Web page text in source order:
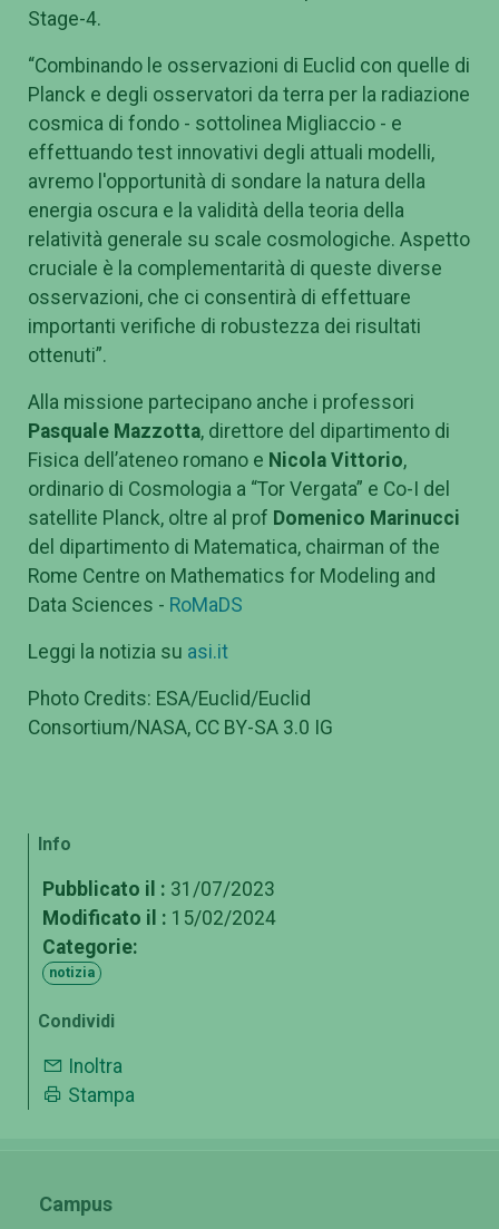
Stage-4.
“Combinando le osservazioni di Euclid con quelle di
Planck e degli osservatori da terra per la radiazione
cosmica di fondo - sottolinea Migliaccio - e
effettuando test innovativi degli attuali modelli,
avremo l'opportunità di sondare la natura della
energia oscura e la validità della teoria della
relatività generale su scale cosmologiche. Aspetto
cruciale è la complementarità di queste diverse
osservazioni, che ci consentirà di effettuare
importanti verifiche di robustezza dei risultati
ottenuti”.
Alla missione partecipano anche i professori
Pasquale Mazzotta, direttore del dipartimento di
Fisica dell’ateneo romano e Nicola Vittorio,
ordinario di Cosmologia a “Tor Vergata” e Co-I del
satellite Planck, oltre al prof Domenico Marinucci
del dipartimento di Matematica, chairman of the
Rome Centre on Mathematics for Modeling and
Data Sciences - RoMaDS
Leggi la notizia su asi.it
Photo Credits: ESA/Euclid/Euclid
Consortium/NASA, CC BY-SA 3.0 IG
Info
Pubblicato il : 31/07/2023
Modificato il : 15/02/2024
Categorie:
notizia
Condividi
Inoltra
Stampa
Campus